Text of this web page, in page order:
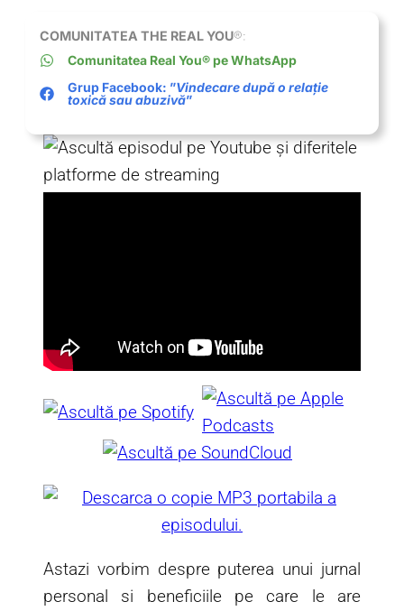
Astazi vorbim despre puterea unui jurnal
personal si beneficiile pe care le are
COMUNITATEA THE REAL YOU®:
Comunitatea Real You® pe WhatsApp
Grup Facebook: ”Vindecare după o relație
toxică sau abuzivă”